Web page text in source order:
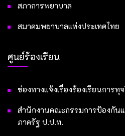
สภาการพยาบาล
สมาคมพยาบาลแห่งประเทศไทย
ศูนย์ร้องเรียน
ช่องทางแจ้งเรื่องร้องเรียนการ
สำนักงานคณะกรรมการป้องกัน
ภาครัฐ ป.ป.ท.